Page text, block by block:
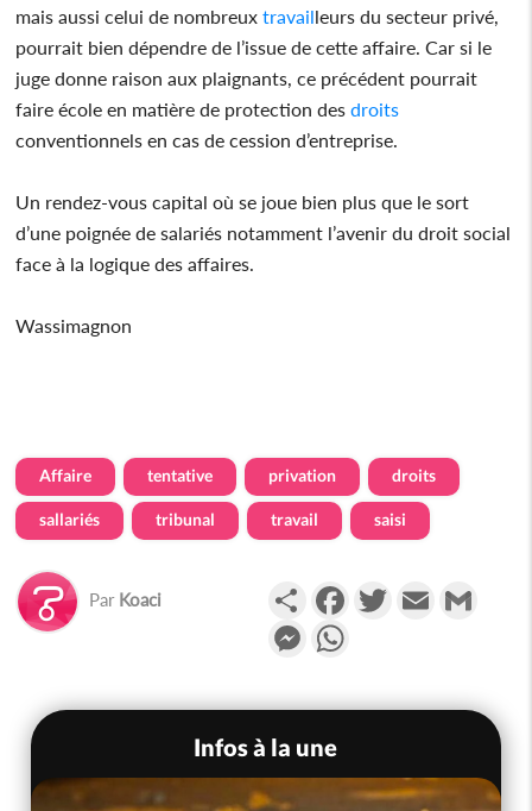
mais aussi celui de nombreux travailleurs du secteur privé,
pourrait bien dépendre de l’issue de cette affaire. Car si le
juge donne raison aux plaignants, ce précédent pourrait
faire école en matière de protection des droits
conventionnels en cas de cession d’entreprise.
Un rendez-vous capital où se joue bien plus que le sort
d’une poignée de salariés notamment l’avenir du droit social
face à la logique des affaires.
Wassimagnon
Affaire tentative privation droits
sallariés tribunal travail saisi
Par Koaci PartagerFacebookTwitterEmail
Messenger
Infos à la une